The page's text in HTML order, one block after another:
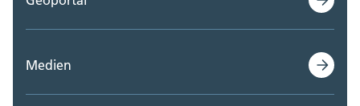
Staatskanzlei (0)
Steueramt (0)
Medien